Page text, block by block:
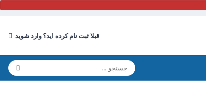
قبلا ثبت نام کرده اید؟ وارد شوید